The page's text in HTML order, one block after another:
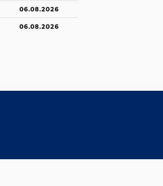
06.08.2026
06.08.2026